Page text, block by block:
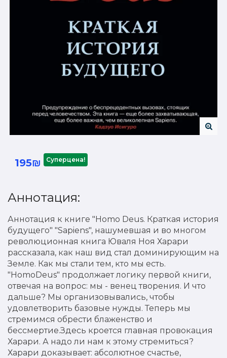
195₪ Суперцена!
Аннотация:
Аннотация к книге "Ноmo Deus. Краткая история
будущего" "Sapiens", нашумевшая и во многом
революционная книга Юваля Ноя Харари
рассказала, как наш вид стал доминирующим на
Земле. Как мы стали тем, кто мы есть.
"HomoDeus" продолжает логику первой книги,
отвечая на вопрос: мы - венец творения. И что
дальше? Мы организовывались, чтобы
удовлетворить базовые нужды. Теперь мы
стремимся обрести блаженство и
бессмертие.Здесь кроется главная провокация
Харари. А надо ли нам к этому стремиться?
Харари доказывает: абсолютное счастье,